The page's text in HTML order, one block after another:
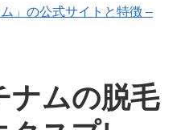
」の公式サイトと特徴 –
ナムの脱毛